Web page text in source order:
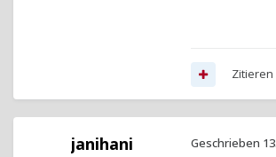
Zitieren
janihani Geschrieben